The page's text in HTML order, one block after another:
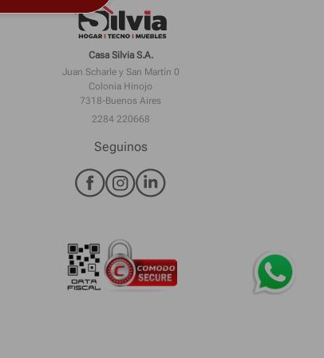
Casa Silvia S.A.
Juan Scharle y San Martín 0
Colonia Hinojo
7318-Buenos Aires
2284 220668
Seguinos